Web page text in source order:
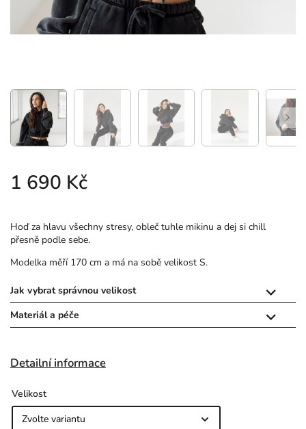
1 690 Kč
Hoď za hlavu všechny stresy, obleč tuhle mikinu a dej si chill
přesně podle sebe.
Modelka měří 170 cm a má na sobě velikost S.
Jak vybrat správnou velikost 
Materiál a péče 
Detailní informace
Velikost